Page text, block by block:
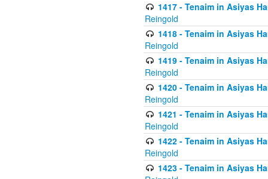
1417 - Tenaim in Asiyas
Reingold
1418 - Tenaim in Asiyas
Reingold
1419 - Tenaim in Asiyas
Reingold
1420 - Tenaim in Asiyas
Reingold
1421 - Tenaim in Asiyas
Reingold
1422 - Tenaim in Asiyas
Reingold
1423 - Tenaim in Asiyas